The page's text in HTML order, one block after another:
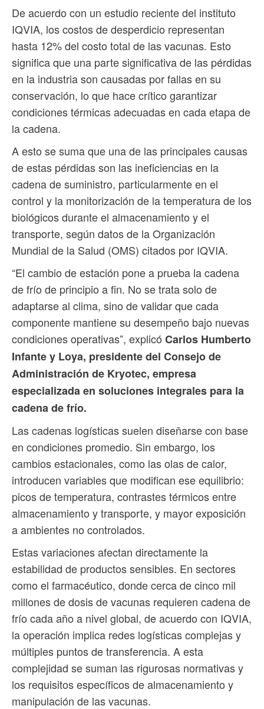
De acuerdo con un estudio reciente del instituto
IQVIA, los costos de desperdicio representan
hasta 12% del costo total de las vacunas. Esto
significa que una parte significativa de las pérdidas
en la industria son causadas por fallas en su
conservación, lo que hace crítico garantizar
condiciones térmicas adecuadas en cada etapa de
la cadena.
A esto se suma que una de las principales causas
de estas pérdidas son las ineficiencias en la
cadena de suministro, particularmente en el
control y la monitorización de la temperatura de los
biológicos durante el almacenamiento y el
transporte, según datos de la Organización
Mundial de la Salud (OMS) citados por IQVIA.
“El cambio de estación pone a prueba la cadena
de frío de principio a fin. No se trata solo de
adaptarse al clima, sino de validar que cada
componente mantiene su desempeño bajo nuevas
condiciones operativas”, explicó Carlos Humberto
Infante y Loya, presidente del Consejo de
Administración de Kryotec, empresa
especializada en soluciones integrales para la
cadena de frío.
Las cadenas logísticas suelen diseñarse con base
en condiciones promedio. Sin embargo, los
cambios estacionales, como las olas de calor,
introducen variables que modifican ese equilibrio:
picos de temperatura, contrastes térmicos entre
almacenamiento y transporte, y mayor exposición
a ambientes no controlados.
Estas variaciones afectan directamente la
estabilidad de productos sensibles. En sectores
como el farmacéutico, donde cerca de cinco mil
millones de dosis de vacunas requieren cadena de
frío cada año a nivel global, de acuerdo con IQVIA,
la operación implica redes logísticas complejas y
múltiples puntos de transferencia. A esta
complejidad se suman las rigurosas normativas y
los requisitos específicos de almacenamiento y
manipulación de las vacunas.